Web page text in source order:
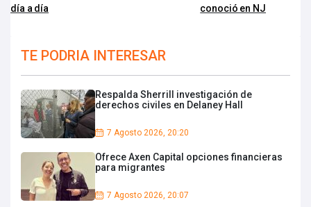
día a día
conoció en NJ
TE PODRIA INTERESAR
Respalda Sherrill investigación de
derechos civiles en Delaney Hall
7 Agosto 2026, 20:20
Ofrece Axen Capital opciones financieras
para migrantes
7 Agosto 2026, 20:07